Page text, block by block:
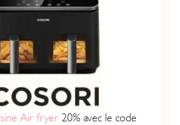
Air fryer 20% avec le code